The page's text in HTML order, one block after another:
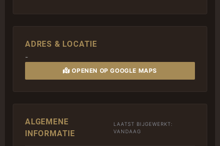
ADRES & LOCATIE
-
OPENEN OP GOOGLE MAPS
ALGEMENE
INFORMATIE
LAATST BIJGEWERKT:
VANDAAG